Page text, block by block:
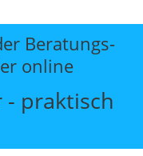
Beratungs-
online
praktisch